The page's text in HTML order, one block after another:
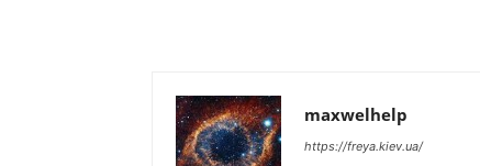
maxwelhelp
https://freya.kiev.ua/